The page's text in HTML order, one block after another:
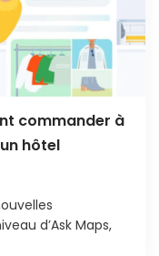
commander à
hôtel
d’Ask Maps,